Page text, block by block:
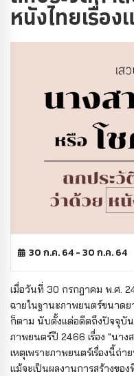
หนังไทยเรื่อง
30 ก.ค. 64 - 30 ก.ค. 64
เมื่อวันที่ 30 กรกฎาคม พ.ศ.
ฉายในฐานะภาพยนตร์ขนาดย
ก็ตาม นับตั้งแต่อดีตถึงปัจจุบัน
ภาพยนตร์ปี 2466 เรื่อง "นาง
เหตุเพราะภาพยนตร์เรื่องนี้ถ่
แม้จะเป็นผลงานการสร้างขอ